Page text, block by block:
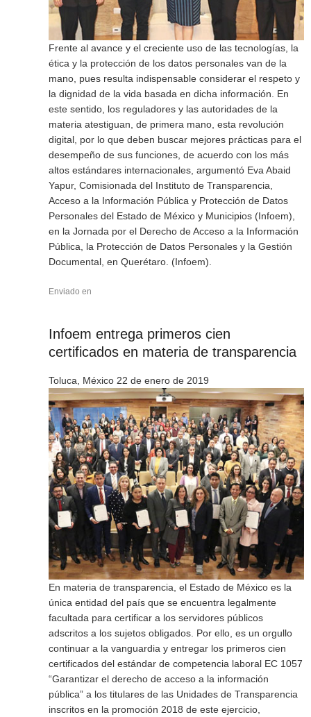
Frente al avance y el creciente uso de las tecnologías, la
ética y la protección de los datos personales van de la
mano, pues resulta indispensable considerar el respeto y
la dignidad de la vida basada en dicha información. En
este sentido, los reguladores y las autoridades de la
materia atestiguan, de primera mano, esta revolución
digital, por lo que deben buscar mejores prácticas para el
desempeño de sus funciones, de acuerdo con los más
altos estándares internacionales, argumentó Eva Abaid
Yapur, Comisionada del Instituto de Transparencia,
Acceso a la Información Pública y Protección de Datos
Personales del Estado de México y Municipios (Infoem),
en la Jornada por el Derecho de Acceso a la Información
Pública, la Protección de Datos Personales y la Gestión
Documental, en Querétaro. (Infoem).
Enviado en
Infoem entrega primeros cien
certificados en materia de transparencia
Toluca, México 22 de enero de 2019
En materia de transparencia, el Estado de México es la
única entidad del país que se encuentra legalmente
facultada para certificar a los servidores públicos
adscritos a los sujetos obligados. Por ello, es un orgullo
continuar a la vanguardia y entregar los primeros cien
certificados del estándar de competencia laboral EC 1057
“Garantizar el derecho de acceso a la información
pública” a los titulares de las Unidades de Transparencia
inscritos en la promoción 2018 de este ejercicio,